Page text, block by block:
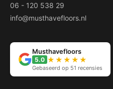
06 - 120 538 29
info@musthavefloors.nl
Musthavefloors
5.0 ★★★★★
Gebaseerd op 51 recensies